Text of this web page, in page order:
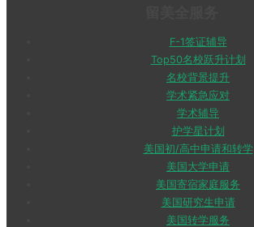
F-1签证辅导
Top50名校跃升计划
名校背景提升
学术紧急应对
学术辅导
护学星计划
美国初/高中申请和转学
美国大学申请
美国寄宿家庭服务
美国研究生申请
美国转学服务